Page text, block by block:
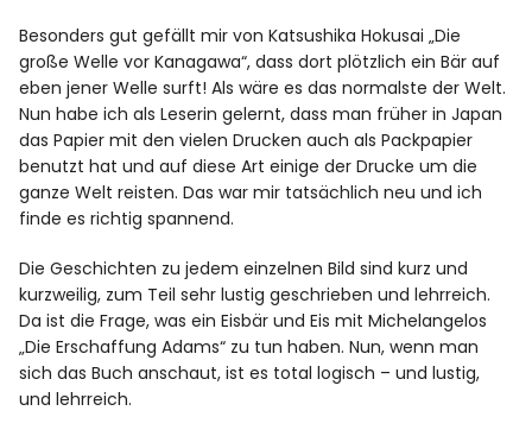
Besonders gut gefällt mir von Katsushika Hokusai „Die
große Welle vor Kanagawa“, dass dort plötzlich ein Bär auf
eben jener Welle surft! Als wäre es das normalste der Welt.
Nun habe ich als Leserin gelernt, dass man früher in Japan
das Papier mit den vielen Drucken auch als Packpapier
benutzt hat und auf diese Art einige der Drucke um die
ganze Welt reisten. Das war mir tatsächlich neu und ich
finde es richtig spannend.
Die Geschichten zu jedem einzelnen Bild sind kurz und
kurzweilig, zum Teil sehr lustig geschrieben und lehrreich.
Da ist die Frage, was ein Eisbär und Eis mit Michelangelos
„Die Erschaffung Adams“ zu tun haben. Nun, wenn man
sich das Buch anschaut, ist es total logisch – und lustig,
und lehrreich.